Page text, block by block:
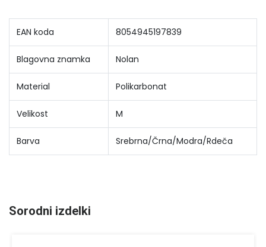
EAN koda 8054945197839
Blagovna znamka Nolan
Material Polikarbonat
Velikost M
Barva Srebrna/Črna/Modra/Rdeča
Sorodni izdelki